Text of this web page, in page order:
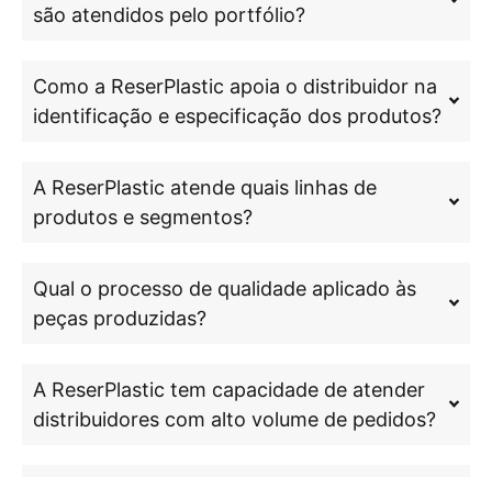
são atendidos pelo portfólio?
Como a ReserPlastic apoia o distribuidor na
identificação e especificação dos produtos?
A ReserPlastic atende quais linhas de
produtos e segmentos?
Qual o processo de qualidade aplicado às
peças produzidas?
A ReserPlastic tem capacidade de atender
distribuidores com alto volume de pedidos?